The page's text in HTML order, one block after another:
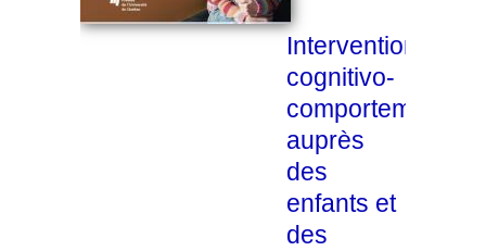
Intervention
cognitivo-
comportementale
auprès
des
enfants et
des